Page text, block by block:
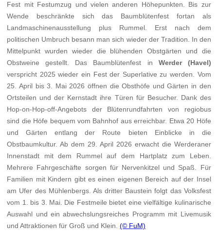
Fest mit Festumzug und vielen anderen Höhepunkten. Bis zur
Wende beschränkte sich das Baumblütenfest fortan als
Landmaschinenausstellung plus Rummel. Erst nach dem
politischen Umbruch besann man sich wieder der Tradition. In den
Mittelpunkt wurden wieder die blühenden Obstgärten und die
Obstweine gestellt. Das Baumblütenfest in Werder (Havel)
verspricht 2025 wieder ein Fest der Superlative zu werden. Vom
25. April bis 3. Mai 2026 öffnen die Obsthöfe und Gärten in den
Ortsteilen und der Kernstadt ihre Türen für Besucher. Dank des
Hop-on-Hop-off-Angebots der Blütenrundfahrten von regiobus
sind die Höfe bequem vom Bahnhof aus erreichbar. Etwa 20 Höfe
und Gärten entlang der Route bieten Einblicke in die
Obstbaumkultur. Ab dem 29. April 2026 erwacht die Werderaner
Innenstadt mit dem Rummel auf dem Hartplatz zum Leben.
Mehrere Fahrgeschäfte sorgen für Nervenkitzel und Spaß. Für
Familien mit Kindern gibt es einen eigenen Bereich auf der Insel
am Ufer des Mühlenbergs. Als dritter Baustein folgt das Volksfest
vom 1. bis 3. Mai. Die Festmeile bietet eine vielfältige kulinarische
Auswahl und ein abwechslungsreiches Programm mit Livemusik
und Attraktionen für Groß und Klein.(© FuM)